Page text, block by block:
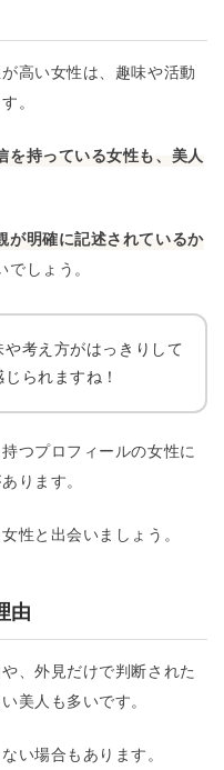
高い女性は、趣味や活動
。
を持っている女性も、美人
が明確に記述されているか
しょう。
考え方がはっきりして
られますね！
つプロフィールの女性に
ります。
性と出会いましょう。
由
、外見だけで判断された
美人も多いです。
い場合もあります。